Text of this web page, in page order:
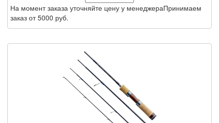
На момент заказа уточняйте цену у менеджераПринимаем
заказ от 5000 руб.